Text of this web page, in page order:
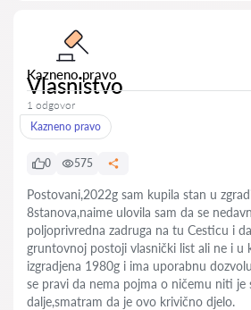
Kazneno pravo
Vlasnistvo
1 odgovor
Kazneno pravo
0 575
Postovani,2022g sam kupila stan u
8stanova,naime ulovila sam da se
poljoprivredna zadruga na tu Cesticu i
gruntovnoj postoji vlasnički list ali ne i u
izgradjena 1980g i ima uporabnu
se pravi da nema pojma o ničemu niti je
dalje,smatram da je ovo krivično djelo.